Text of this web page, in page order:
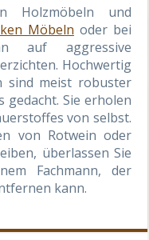
Holzmöbeln und
Möbeln oder bei
auf aggressive
Hochwertig
sind meist robuster
gedacht. Sie erholen
von selbst.
von Rotwein oder
überlassen Sie
Fachmann, der
kann.